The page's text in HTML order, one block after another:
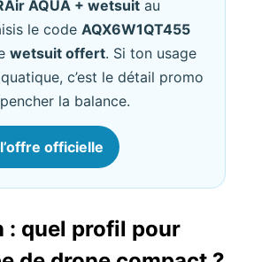
AQUA + wetsuit au
le code AQX6W1QT455
wetsuit offert. Si ton usage
c’est le détail promo
la balance.
officielle
: quel profil pour